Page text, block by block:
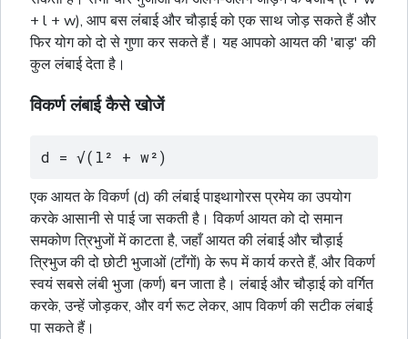
+ l + w), आप बस लंबाई और चौड़ाई को एक साथ जोड़ सकते हैं और
फिर योग को दो से गुणा कर सकते हैं। यह आपको आयत की 'बाड़' की
कुल लंबाई देता है।
विकर्ण लंबाई कैसे खोजें
d = √(l² + w²)
एक आयत के विकर्ण (d) की लंबाई पाइथागोरस प्रमेय का उपयोग
करके आसानी से पाई जा सकती है। विकर्ण आयत को दो समान
समकोणत्रिभुजोंमें काटता है, जहाँ आयत की लंबाई और चौड़ाई
त्रिभुजकी दो छोटी भुजाओं (टाँगों) के रूप में कार्य करते हैं, और विकर्ण
स्वयं सबसे लंबी भुजा (कर्ण) बन जाता है। लंबाई और चौड़ाई को वर्गित
करके, उन्हें जोड़कर, औरवर्गरूट लेकर, आप विकर्ण की सटीक लंबाई
पा सकते हैं।